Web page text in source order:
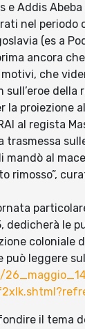
e Addis
nel periodo
(es a
ancora
che
sull’eroe
la proiezione
al regista
trasmessa
mandò al
rimosso”,
dedicherà le
coloniale
leggere
il tema